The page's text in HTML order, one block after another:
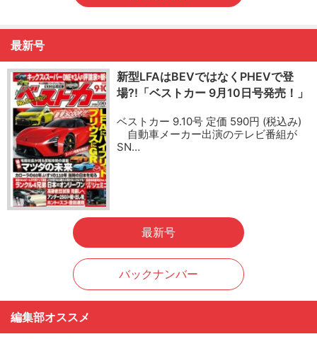
最新号
新型LFAはBEVではなくPHEVで登
場?!「ベストカー 9月10日号発売！」
ベストカー 9.10号 定価 590円 (税込み)
自動車メーカー出演のテレビ番組が
SN…
最新号
バックナンバー
編集部オススメ